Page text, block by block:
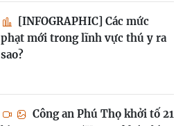
[INFOGRAPHIC] Các mức
phạt mới trong lĩnh vực thú y ra
sao?
Công an Phú Thọ khởi tố 21